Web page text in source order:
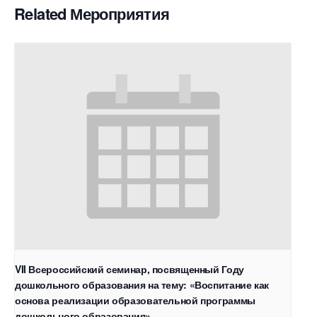
Related Мероприятия
VII Всероссийский семинар, посвященный Году
дошкольного образования на тему: «Воспитание как
основа реализации образовательной программы